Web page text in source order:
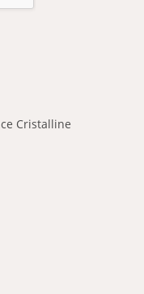
Cristalline